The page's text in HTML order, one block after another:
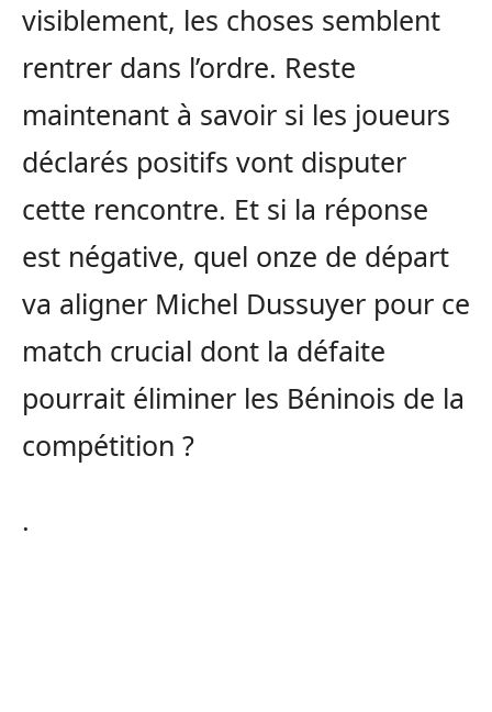
visiblement, les choses semblent
rentrer dans l’ordre. Reste
maintenant à savoir si les joueurs
déclarés positifs vont disputer
cette rencontre. Et si la réponse
est négative, quel onze de départ
va aligner Michel Dussuyer pour ce
match crucial dont la défaite
pourrait éliminer les Béninois de la
compétition ?
.